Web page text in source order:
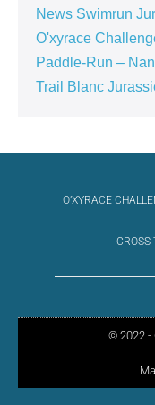
News Swimrun
O'xyrace
Paddle-Run –
Trail Blanc
O’XYRACE
CROSS
© 2022 -